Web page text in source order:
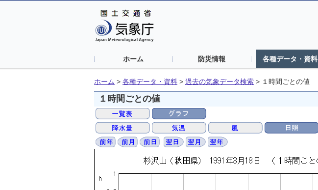
ホーム 防災情報 各種データ・資料
ホーム > 各種データ・資料 > 過去の気象データ検索 > １時間ごとの値
１時間ごとの値